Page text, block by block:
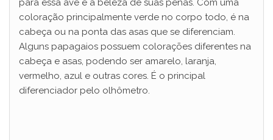
para essa ave é a beleza de suas penas. Com uma
coloração principalmente verde no corpo todo, é na
cabeça ou na ponta das asas que se diferenciam.
Alguns papagaios possuem colorações diferentes na
cabeça e asas, podendo ser amarelo, laranja,
vermelho, azul e outras cores. É o principal
diferenciador pelo olhômetro.